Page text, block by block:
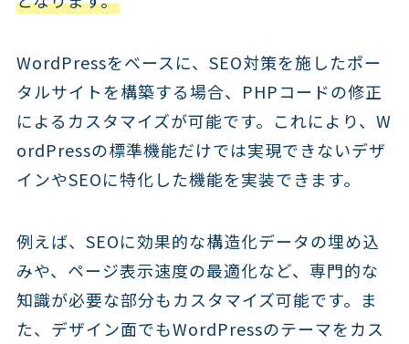
WordPressをベースに、SEO対策を施したポー
タルサイトを構築する場合、PHPコードの修正
によるカスタマイズが可能です。これにより、W
ordPressの標準機能だけでは実現できないデザ
インやSEOに特化した機能を実装できます。
例えば、SEOに効果的な構造化データの埋め込
みや、ページ表示速度の最適化など、専門的な
知識が必要な部分もカスタマイズ可能です。ま
た、デザイン面でもWordPressのテーマをカス